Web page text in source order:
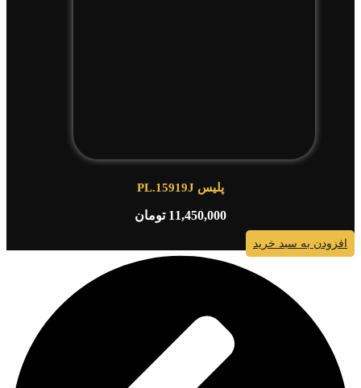
پلیس PL.15919J
11,450,000 تومان
افزودن به سبد خرید